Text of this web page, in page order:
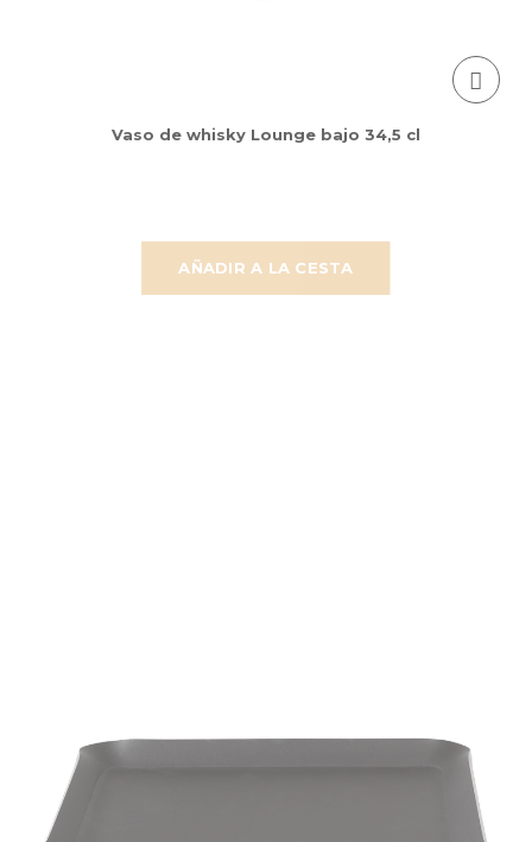
AÑADIR A LA CESTA
Vaso de whisky Lounge bajo 34,5 cl